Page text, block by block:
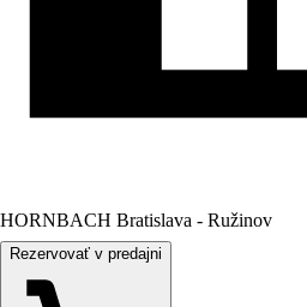
HORNBACH Bratislava - Ružinov
Rezervovať v predajni